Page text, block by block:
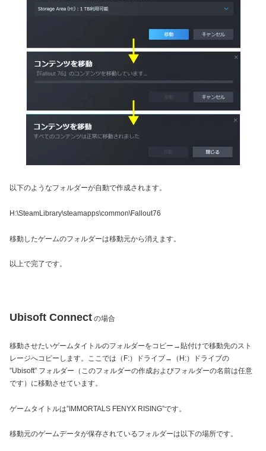
以下のようなフォルダーが自動で作成されます。
H:\SteamLibrary\steamapps\common\Fallout76
移動したゲームのフォルダーは移動元から消えます。
以上で完了です。
Ubisoft Connect の場合
移動させたいゲームタイトルのフォルダーをコピー→貼付けで移動先のスト
レージへコピーします。ここでは（F:）ドライブ→（H:）ドライブの
”Ubisoft” フォルダー（このフォルダーの作成およびフォルダーの名前は任意
です）に移動させています。
ゲームタイトルは”IMMORTALS FENYX RISING”です。
移動元のゲームデータが保存されているフォルダーは以下の場所です。